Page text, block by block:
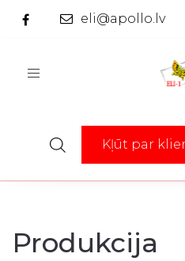
eli@apollo.lv
Toggle
Kļūt par
Produkcija